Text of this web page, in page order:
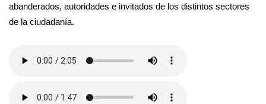
abanderados, autoridades e invitados de los distintos sectores
de la ciudadanía.